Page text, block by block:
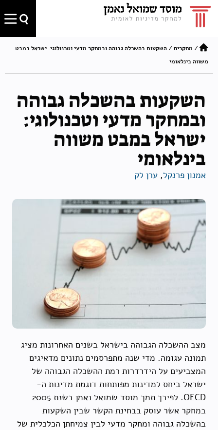
/ מחקרים /השקעות בהשכלה גבוהה ובמחקר מדעי וטכנולוגי: ישראל במבט
משווה בינלאומי
השקעות בהשכלה גבוהה
ובמחקר מדעי וטכנולוגי:
ישראל במבט משווה
בינלאומי
אמנון פרנקל, ערן לק
מצב ההשכלה הגבוהה בישראל בשנים האחרונות מציג
תמונה עגומה. מדי שנה מתפרסמים נתונים מדאיגים
המצביעים על הידרדרות רמת ההשכלה הגבוהה של
ישראל ביחס למדינות מפותחות דוגמת מדינות ה-
OECD. לפיכך תמך מוסד שמואל נאמן בשנת 2005
במחקר אשר עוסק בבחינת הקשר שבין השקעות
בהשכלה גבוהה ומחקר מדעי לבין צמיחתן הכלכלית של